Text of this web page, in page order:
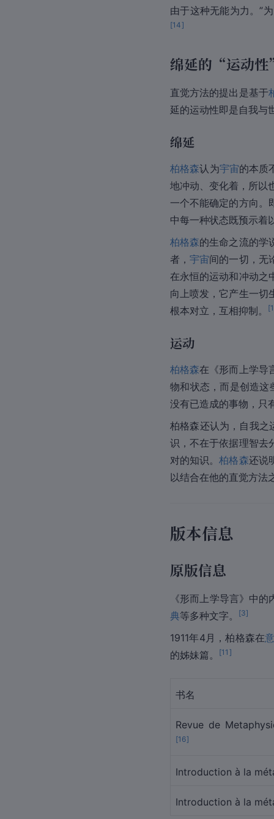
由于这种无能为力。”
[14]
绵延的“运动
直觉方法的提出是基于
延的运动性即是自我与
绵延
柏格森认为宇宙的本质
地冲动、变化着，所以
一个不能确定的方向。
中每一种状态既预示着
柏格森的生命之流的学
者，宇宙间的一切，无
在永恒的运动和冲动之
向上喷发，它产生一切
根本对立，互相抑制。
[
运动
柏格森在《形而上学导
物和状态，而是创造这
没有已造成的事物，只
柏格森还认为，自我之
识，不在于依据理智去
对的知识。柏格森还说
以结合在他的直觉方法
版本信息
原版信息
《形而上学导言》中
典等多种文字。 [3]
1911年4月，柏格森在
的姊妹篇。
[11 ]
书名
Revue de
[16]
Introduction à la
Introduction à la